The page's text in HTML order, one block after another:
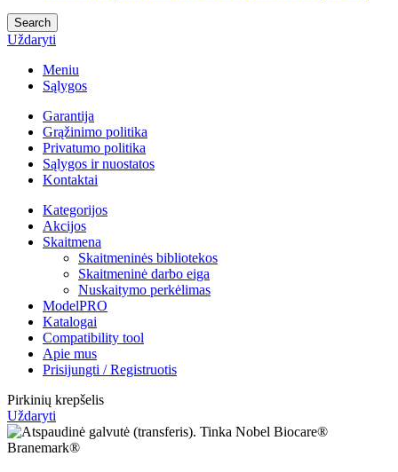
Search
Uždaryti
Meniu
Sąlygos
Garantija
Grąžinimo politika
Privatumo politika
Sąlygos ir nuostatos
Kontaktai
Kategorijos
Akcijos
Skaitmena
Skaitmeninės bibliotekos
Skaitmeninė darbo eiga
Nuskaitymo perkėlimas
ModelPRO
Katalogai
Compatibility tool
Apie mus
Prisijungti / Registruotis
Pirkinių krepšelis
Uždaryti